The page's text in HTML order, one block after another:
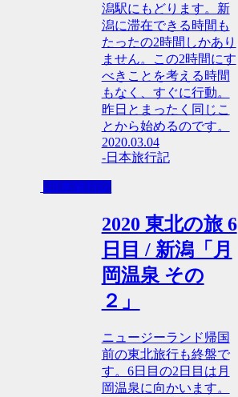
潟駅にもどります。新
潟に滞在できる時間も
たったの2時間しかあり
ません。この2時間にす
べきことを考える時間
もなく、すぐに行動。
昨日とまったく同じこ
とから始めるのです。
2020.03.04
-日本旅行記
-日本旅行記
2020 東北の旅 6
日目 / 新潟「月
岡温泉 その
２」
ニュージーランド帰国
前の東北旅行も終盤で
す。6日目の2日目は月
岡温泉に向かいます。